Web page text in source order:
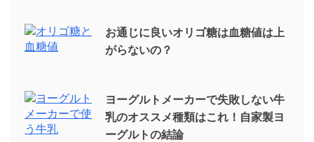
お通じに良いオリゴ糖は血糖値は上
がらないの？
ヨーグルトメーカーで失敗しない牛
乳のオススメ種類はこれ！自家製ヨ
ーグルトの結論